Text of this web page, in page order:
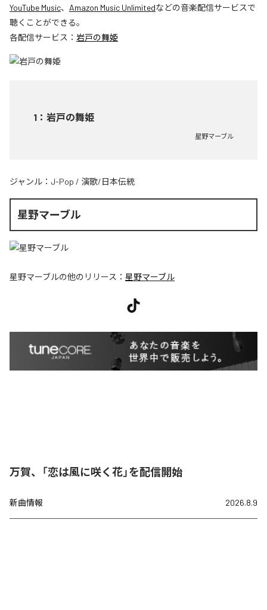
YouTube Music、 Amazon Music Unlimitedなどの音楽配信サービスで
聴くことができる。
各配信サービス： 岩戸の舞姫
1 ： 岩戸の舞姫
星野マーブル
ジャンル： J-Pop / 演歌/日本伝統
星野マーブル
星野マーブルの他のリリース： 星野マーブル
万賀、「恋は風に咲く花」を配信開始
新曲情報 2026.8.9